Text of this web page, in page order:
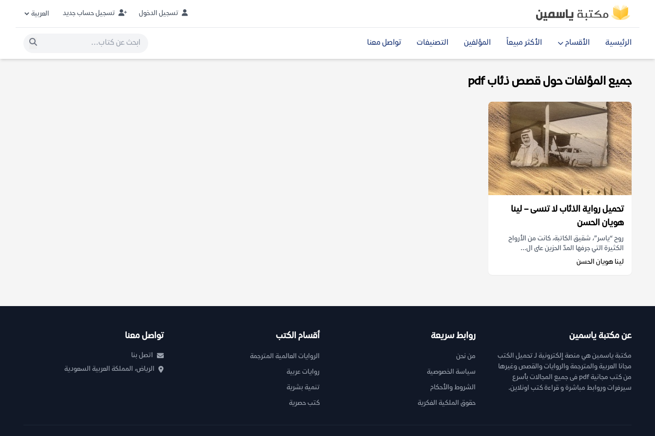
تسجيل الدخول تسجيل حساب جديد
الرئيسية الأقسام الأكثر مبيعاً المؤلفين التصنيفات تواصل معنا
جميع المؤلفات حول قصص ذئاب pdf
تحميل رواية الذئاب لا تنسى – لينا
هويان الحسن
روح “ياسر”، شقيق الكاتبة، كانت من الأرواح
الكثيرة التي جرفها المدّ الحزين على ال...
لينا هويان الحسن
عن مكتبة ياسمين
مكتبة ياسمين هي منصة إلكترونية لـ تحميل الكتب
مجانا العربية والمترجمة والروايات والقصص وغيرها
من كتب مجانية pdf فى جميع المجالات بأسرع
سيرفرات وروابط مباشرة و قراءة كتب اونلاين.
روابط سريعة
من نحن
سياسة الخصوصية
الشروط والأحكام
حقوق الملكية الفكرية
أقسام الكتب
الروايات العالمية المترجمة
روايات عربية
تنمية بشرية
كتب حصرية
تواصل معنا
اتصل بنا
الرياض، المملكة العربية السعودية